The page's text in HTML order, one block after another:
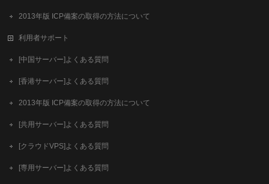
2013年版 ICP備案の取得の方法について
利用者サポート
[中国サーバー]よくある質問
[香港サーバー]よくある質問
2013年版 ICP備案の取得の方法について
[共用サーバー]よくある質問
[クラウドVPS]よくある質問
[専用サーバー]よくある質問